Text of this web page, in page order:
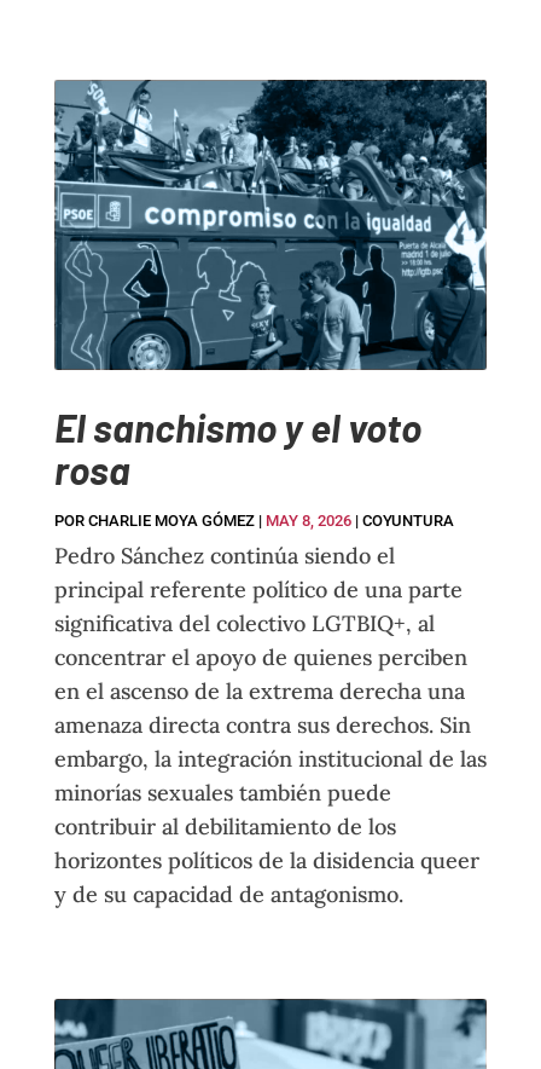
El sanchismo y el voto
rosa
POR CHARLIE MOYA GÓMEZ| MAY 8, 2026| COYUNTURA
Pedro Sánchez continúa siendo el
principal referente político de una parte
significativa del colectivo LGTBIQ+, al
concentrar el apoyo de quienes perciben
en el ascenso de la extrema derecha una
amenaza directa contra sus derechos. Sin
embargo, la integración institucional de las
minorías sexuales también puede
contribuir al debilitamiento de los
horizontes políticos de la disidencia queer
y de su capacidad de antagonismo.